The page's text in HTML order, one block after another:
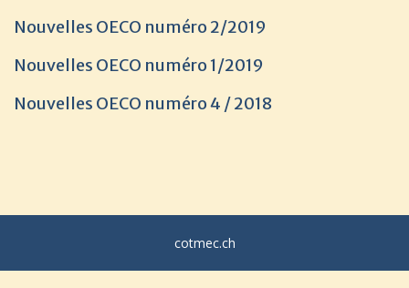
Nouvelles OECO numéro 2/2019
Nouvelles OECO numéro 1/2019
Nouvelles OECO numéro 4 / 2018
cotmec.ch